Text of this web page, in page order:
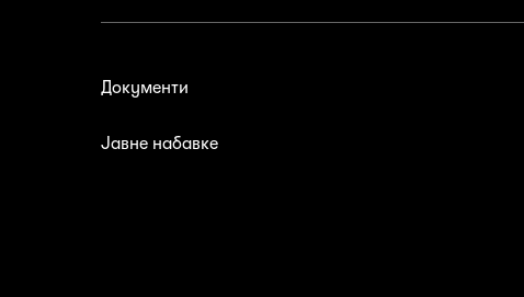
Документи
Јавне набавке